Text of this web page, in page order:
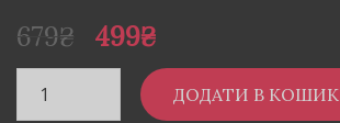
679₴ 499₴
ДОДАТИ В КОШИК